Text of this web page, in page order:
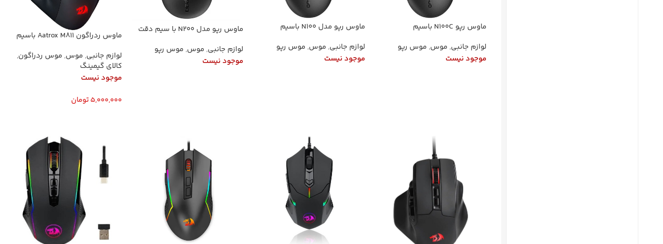
ماوس رپو N100C باسیم
لوازم جانبی, موس, موس رپو
موجود نیست
ماوس رپو مدل N100 باسیم
لوازم جانبی, موس, موس رپو
موجود نیست
ماوس رپو مدل N200 با سیم دقت
لوازم جانبی, موس, موس رپو
موجود نیست
ماوس ردراگون Aatrox M811 باسیم
لوازم جانبی, موس, موس ردراگون,
کالای گیمینگ
موجود نیست
5,000,000تومان